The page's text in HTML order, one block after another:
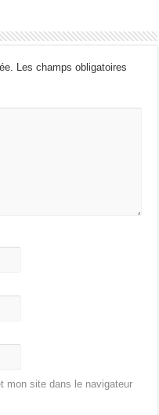
Les champs obligatoires
mon site dans le navigateur